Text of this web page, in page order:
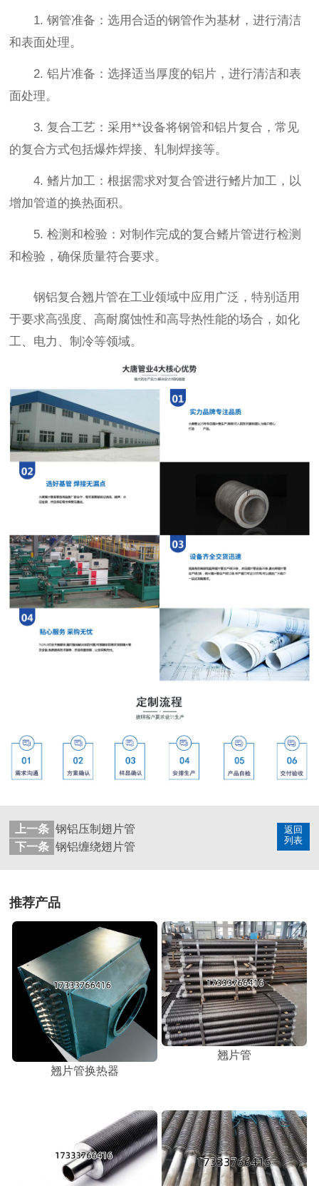
1. 钢管准备：选用合适的钢管作为基材，进行清洁
和表面处理。
2. 铝片准备：选择适当厚度的铝片，进行清洁和表
面处理。
3. 复合工艺：采用**设备将钢管和铝片复合，常见
的复合方式包括爆炸焊接、轧制焊接等。
4. 鳍片加工：根据需求对复合管进行鳍片加工，以
增加管道的换热面积。
5. 检测和检验：对制作完成的复合鳍片管进行检测
和检验，确保质量符合要求。
钢铝复合翘片管在工业领域中应用广泛，特别适用
于要求高强度、高耐腐蚀性和高导热性能的场合，如化
工、电力、制冷等领域。
返回
列表
上一条 钢铝压制翅片管
下一条 钢铝缠绕翅片管
推荐产品
翘片管换热器
翘片管